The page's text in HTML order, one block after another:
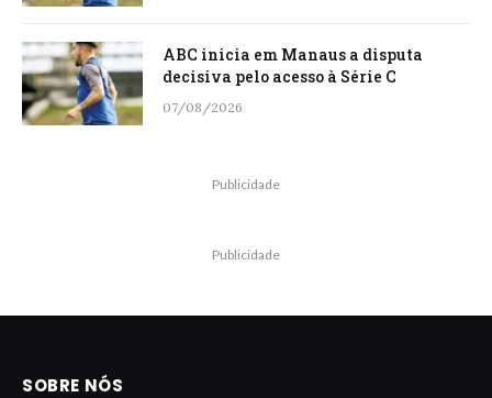
ABC inicia em Manaus a disputa
decisiva pelo acesso à Série C
07/08/2026
Publicidade
Publicidade
SOBRE NÓS